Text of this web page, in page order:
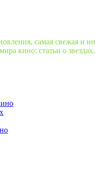
самая свежая и
кино: статьи о